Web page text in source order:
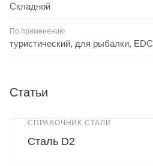
Складной
По применению
туристический, для рыбалки, EDC
Статьи
СПРАВОЧНИК СТАЛИ
Сталь D2